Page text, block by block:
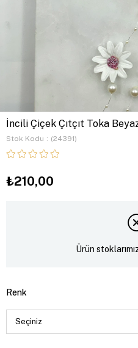
İncili Çiçek Çıtçıt Toka
Stok Kodu (24391)
₺210,00
Ürün
Renk